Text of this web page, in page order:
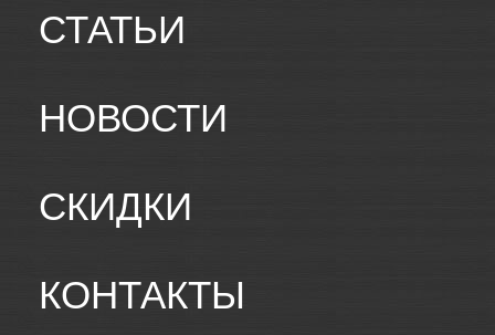
СТАТЬИ
НОВОСТИ
СКИДКИ
КОНТАКТЫ